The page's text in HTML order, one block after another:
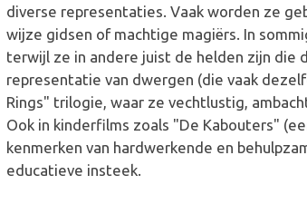
diverse representaties. Vaak worden ze
wijze gidsen of machtige magiërs. In
terwijl ze in andere juist de helden zijn die
representatie van dwergen (die vaak
Rings" trilogie, waar ze vechtlustig,
Ook in kinderfilms zoals "De Kabouters"
kenmerken van hardwerkende en
educatieve insteek.